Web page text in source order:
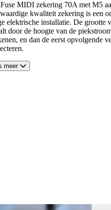
MIDI zekering 70A met M5
kwaliteit zekering is een
elektrische installatie. De grootte
door de hoogte van de
en dan de eerst opvolgende
meer